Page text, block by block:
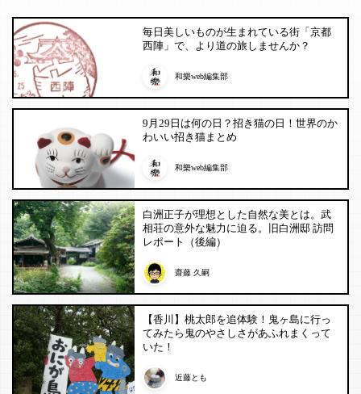
毎日美しいものが生まれている街「京都
西陣」で、より道の旅しませんか？
和樂web編集部
9月29日は何の日？招き猫の日！世界のか
わいい招き猫まとめ
和樂web編集部
白洲正子が理想とした自然な美とは。武
相荘の意外な魅力に迫る。旧白洲邸 訪問
レポート（後編）
齋藤 久嗣
【香川】桃太郎を追体験！鬼ヶ島に行っ
てみたら鬼のやさしさがあふれまくって
いた！
近藤とも